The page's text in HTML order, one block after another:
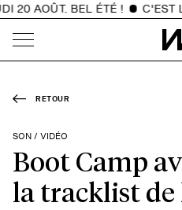
AOÛT. BEL ÉTÉ ! C'EST
RETOUR
SON / VIDÉO
Boot Camp
la tracklist de